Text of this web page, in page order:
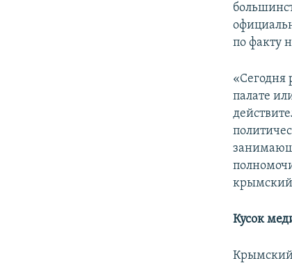
по факту
«Сегодня
палате
Кусок
Крымский